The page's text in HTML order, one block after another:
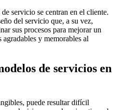
servicio se centran en el cliente.
del servicio que, a su vez,
sus procesos para mejorar un
y memorables al
de servicios en
puede resultar difícil